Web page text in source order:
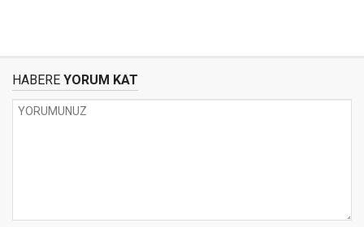
HABERE YORUM KAT